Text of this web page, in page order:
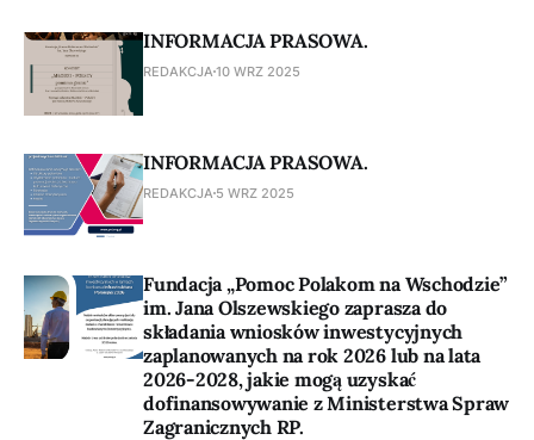
INFORMACJA PRASOWA.
REDAKCJA 10 WRZ 2025
INFORMACJA PRASOWA.
REDAKCJA 5 WRZ 2025
Fundacja „Pomoc Polakom na Wschodzie”
im. Jana Olszewskiego zaprasza do
składania wniosków inwestycyjnych
zaplanowanych na rok 2026 lub na lata
2026-2028, jakie mogą uzyskać
dofinansowywanie z Ministerstwa Spraw
Zagranicznych RP.